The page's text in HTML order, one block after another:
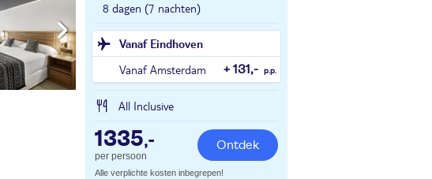
8 dagen (7 nachten)
Vanaf Eindhoven
Vanaf Amsterdam
+ 131,- p.p.
All Inclusive
1335,-
per persoon
Ontdek
Alle verplichte kosten inbegrepen!